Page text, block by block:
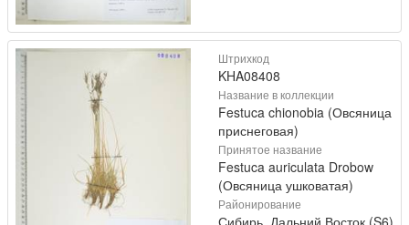
Штрихкод
KHA08408
Название в коллекции
Festuca chionobia (Овсяница
приснеговая)
Принятое название
Festuca auriculata Drobow
(Овсяница ушковатая)
Районирование
Сибирь, Дальний Восток (S6)